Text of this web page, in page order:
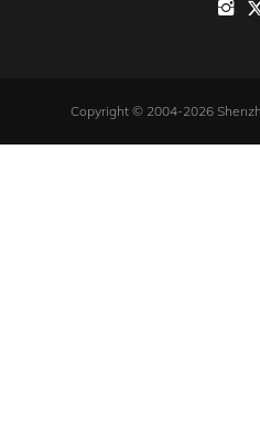
Copyright © 2004-2026